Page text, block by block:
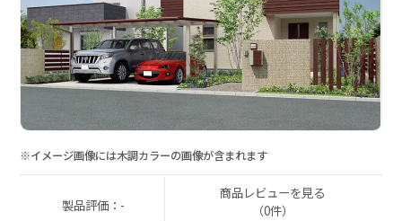
※イメージ画像には木調カラーの画像が含まれます
製品評価：-
商品レビューを見る
（0件）